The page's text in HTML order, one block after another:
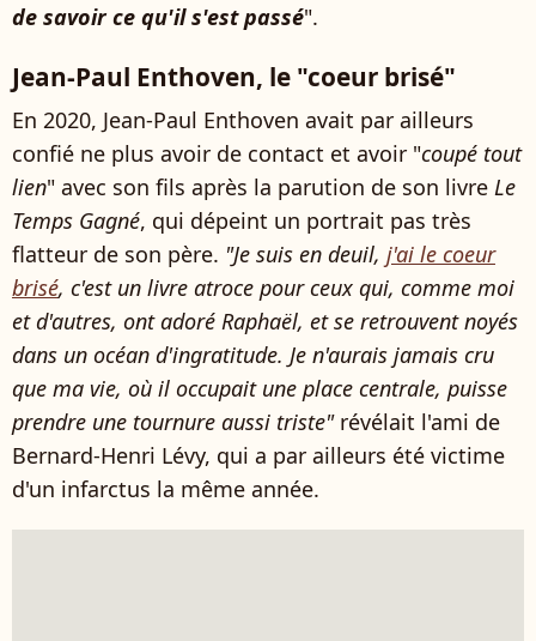
de savoir ce qu'il s'est passé".
Jean-Paul Enthoven, le "coeur brisé"
En 2020, Jean-Paul Enthoven avait par ailleurs
confié ne plus avoir de contact et avoir "coupé tout
lien" avec son fils après la parution de son livre Le
Temps Gagné, qui dépeint un portrait pas très
flatteur de son père. "Je suis en deuil, j'ai le coeur
brisé, c'est un livre atroce pour ceux qui, comme moi
et d'autres, ont adoré Raphaël, et se retrouvent noyés
dans un océan d'ingratitude. Je n'aurais jamais cru
que ma vie, où il occupait une place centrale, puisse
prendre une tournure aussi triste"révélait l'ami de
Bernard-Henri Lévy, qui a par ailleurs été victime
d'un infarctus la même année.